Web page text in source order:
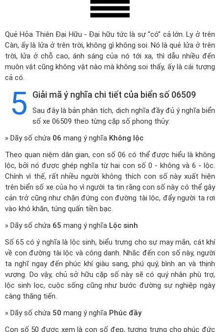
Quẻ Hỏa Thiên Đại Hữu - Đại hữu tức là sự “có” cả lớn. Ly ở trên
Càn, ấy là lửa ở trên trời, không gì không soi. Nó là quẻ lửa ở trên
trời, lửa ở chỗ cao, ánh sáng của nó tới xa, thì dẫu nhiều đến
muôn vật cũng không vật nào mà không soi thấy, ấy là cái tượng
cả có.
5 Giải mã ý nghĩa chi tiết của biển số 06509
Sau đây là bản phân tích, dịch nghĩa đầy đủ ý nghĩa biển
số xe 06509 theo từng cặp số phong thủy:
» Dãy số chứa 06 mang ý nghĩa Không lộc
Theo quan niệm dân gian, con số 06 có thể được hiểu là không
lộc, bởi nó được ghép nghĩa từ hai con số 0 - không và 6 - lộc.
Chính vì thế, rất nhiều người không thích con số này xuất hiện
trên biển số xe của họ vì người ta tin rằng con số này có thể gây
cản trở cũng như chặn đứng con đường tài lộc, đẩy người ta rơi
vào khó khăn, túng quấn tiền bạc.
» Dãy số chứa 65 mang ý nghĩa Lộc sinh
Số 65 có ý nghĩa là lộc sinh, biểu trưng cho sự may mắn, cát khí
về con đường tài lộc và công danh. Nhắc đến con số này, người
ta nghĩ ngay đến phúc khí giàu sang, phú quý, bình an và thịnh
vượng. Do vậy, chủ sở hữu cặp số này sẽ có quý nhân phù trợ,
lộc sinh lọc, cuộc sống cũng như bước đường sự nghiệp ngày
càng thăng tiến.
» Dãy số chứa 50 mang ý nghĩa Phúc đầy
Con số 50 được xem là con số đẹp, tượng trưng cho phúc đức